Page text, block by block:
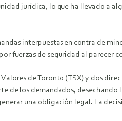
jurídica, lo que ha llevado a
interpuestas en contra de
fuerzas de seguridad al parecer
de Toronto (TSX) y dos
de los demandados, desechando
una obligación legal. La